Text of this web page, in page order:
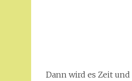
Dann wird es Zeit und